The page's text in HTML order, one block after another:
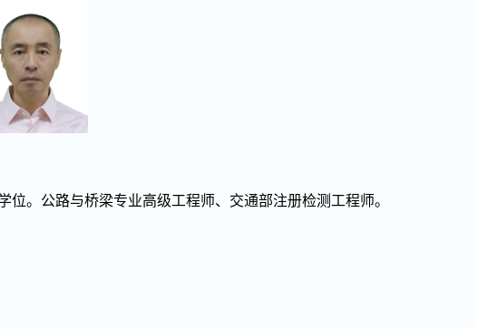
位。公路与桥梁专业高级工程师、交通部注册检测工程师。